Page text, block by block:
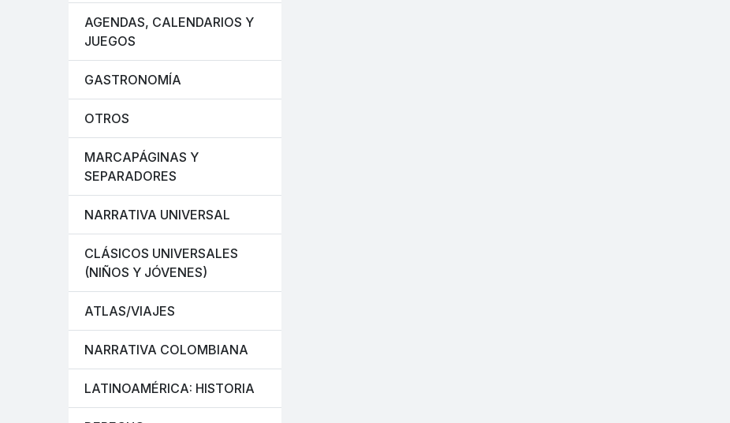
AGENDAS, CALENDARIOS Y
JUEGOS
GASTRONOMÍA
OTROS
MARCAPÁGINAS Y
SEPARADORES
NARRATIVA UNIVERSAL
CLÁSICOS UNIVERSALES
(NIÑOS Y JÓVENES)
ATLAS/VIAJES
NARRATIVA COLOMBIANA
LATINOAMÉRICA: HISTORIA